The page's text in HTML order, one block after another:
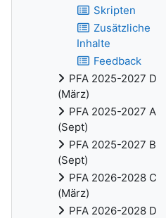
Skripten
Zusätzliche
Inhalte
Feedback
PFA 2025-2027 D
(März)
PFA 2025-2027 A
(Sept)
PFA 2025-2027 B
(Sept)
PFA 2026-2028 C
(März)
PFA 2026-2028 D